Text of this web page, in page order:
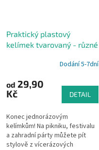
Praktický plastový
kelímek tvarovaný - různé
Dodání 5-7dní
od 29,90
Kč
DETAIL
Konec jednorázovým
kelímkům! Na pikniku, festivalu
a zahradní párty můžete pít
stylově z vícerázových